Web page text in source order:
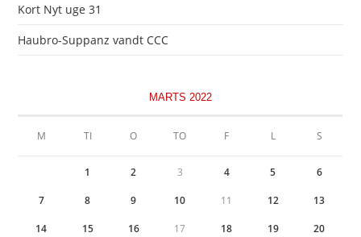
Kort Nyt uge 31
Haubro-Suppanz vandt CCC
MARTS 2022
M TI O TO F L S
1 2 3 4 5 6
7 8 9 10 11 12 13
14 15 16 17 18 19 20